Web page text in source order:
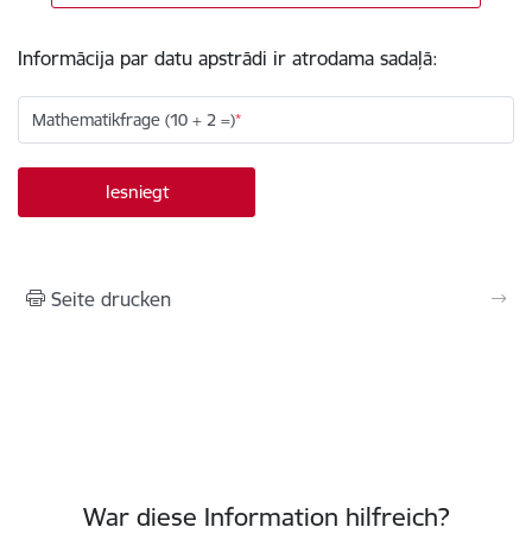
Informācija par datu apstrādi ir atrodama sadaļā:
Mathematikfrage (10 + 2 =)
Seite drucken
War diese Information hilfreich?